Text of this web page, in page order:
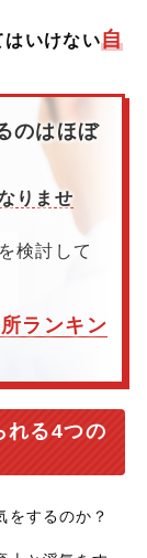
はいけない自
のはほぼ
りませ
検討して
ランキン
れる4つの
をするのか？